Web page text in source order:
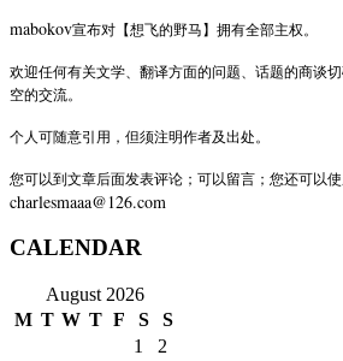
mabokov宣布对【想飞的野马】拥有全部主权。
欢迎任何有关文学、翻译方面的问题、话题的商谈
空的交流。
个人可随意引用，但须注明作者及出处。
您可以到文章后面发表评论；可以留言；您还可以
charlesmaaa@126.com
CALENDAR
August 2026
M T W T F S
S
1
2